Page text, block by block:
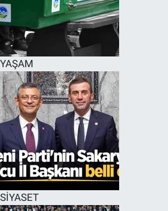
YAŞAM
SİYASET
EĞİTİM
MAGAZİN
ÖZEL HABER
HALK54 PANORAMA